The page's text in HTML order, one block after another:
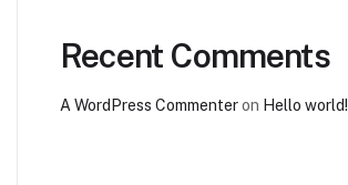
Recent Comments
A WordPress Commenteron Hello world!